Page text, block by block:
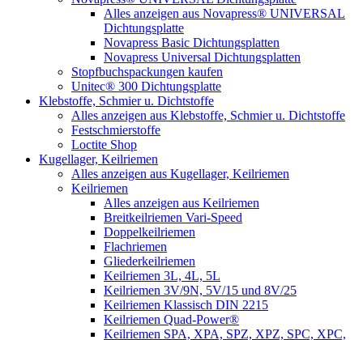
Alles anzeigen aus Novapress® UNIVERSAL
Dichtungsplatte
Novapress Basic Dichtungsplatten
Novapress Universal Dichtungsplatten
Stopfbuchspackungen kaufen
Unitec® 300 Dichtungsplatte
Klebstoffe, Schmier u. Dichtstoffe
Alles anzeigen aus Klebstoffe, Schmier u. Dichtstoffe
Festschmierstoffe
Loctite Shop
Kugellager, Keilriemen
Alles anzeigen aus Kugellager, Keilriemen
Keilriemen
Alles anzeigen aus Keilriemen
Breitkeilriemen Vari-Speed
Doppelkeilriemen
Flachriemen
Gliederkeilriemen
Keilriemen 3L, 4L, 5L
Keilriemen 3V/9N, 5V/15 und 8V/25
Keilriemen Klassisch DIN 2215
Keilriemen Quad-Power®
Keilriemen SPA, XPA, SPZ, XPZ, SPC, XPC,